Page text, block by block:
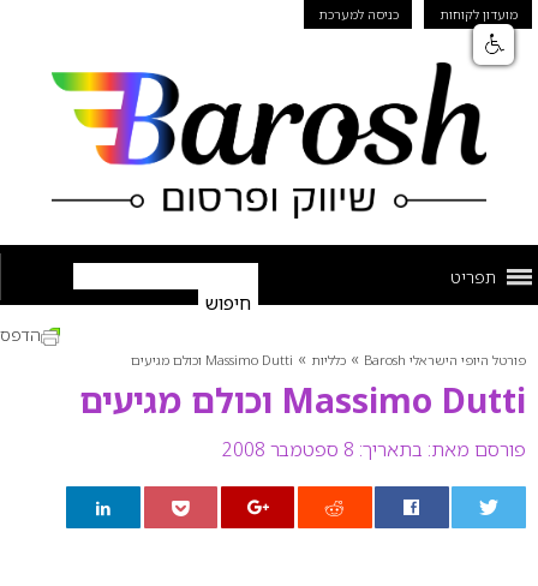
מועדון לקוחות כניסה למערכת
תפריט
פורטל היופי הישראלי Barosh » כלליות » Massimo Dutti וכולם מגיעים
Massimo Dutti וכולם מגיעים
פורסם מאת: בתאריך: 8 ספטמבר 2008
הדפס